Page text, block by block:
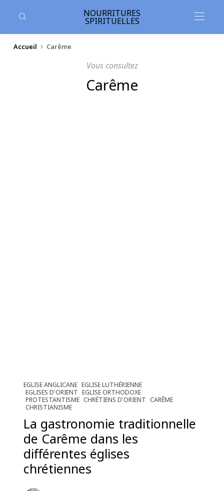
principal
NOURRITURES
SPIRITUELLES
Accueil Carême
Vous consultez
Carême
EGLISE ANGLICANE EGLISE LUTHÉRIENNE
EGLISES D'ORIENT EGLISE ORTHODOXE
PROTESTANTISME CHRÉTIENS D'ORIENT CARÊME
CHRISTIANISME
La gastronomie traditionnelle
de Carême dans les
différentes églises
chrétiennes